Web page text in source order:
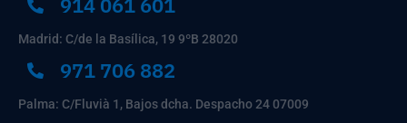
Madrid: C/de la Basílica, 19 9ºB 28020
971 706 882
Palma: C/Fluvià 1, Bajos dcha. Despacho 24 07009